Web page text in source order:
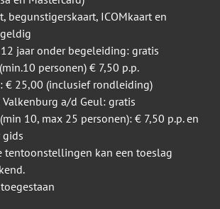
begunstigerskaart, ICOMkaart en
jaar onder begeleiding: gratis
personen) € 7,50 p.p.
€ 25,00 (inclusief rondleiding)
a/d Geul: gratis
10, max 25 personen): € 7,50 p.p. en
tentoonstellingen kan een toeslag